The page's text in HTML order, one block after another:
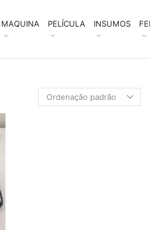
MAQUINA PELÍCULA INSUMOS